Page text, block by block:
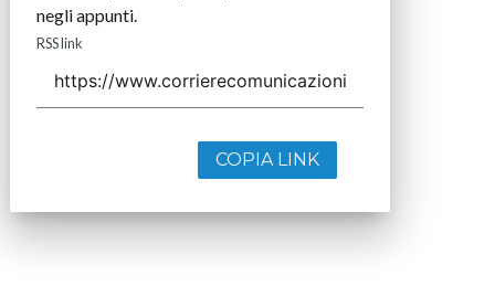
negli appunti.
RSS link
COPIA LINK